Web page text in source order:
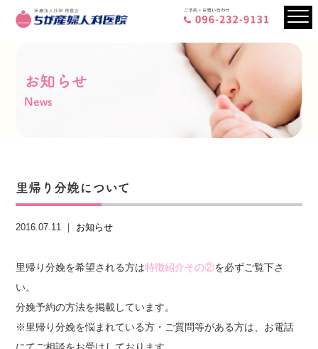
お知らせ
News
里帰り分娩について
2016.07.11 ｜ お知らせ
里帰り分娩を希望される方は特徴紹介その②を必ずご覧下さ
い。
分娩予約の方法を掲載しています。
※里帰り分娩を悩まれている方・ご質問等がある方は、お電話
にてご相談をお受けしております。